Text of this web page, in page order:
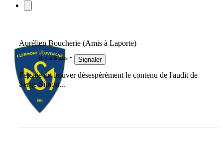
Aurélien Boucherie (Amis à Laporte)
il y a 8 ans Signaler
J'essaie de trouver désespérément le contenu de l'audit de
Serge Simon...